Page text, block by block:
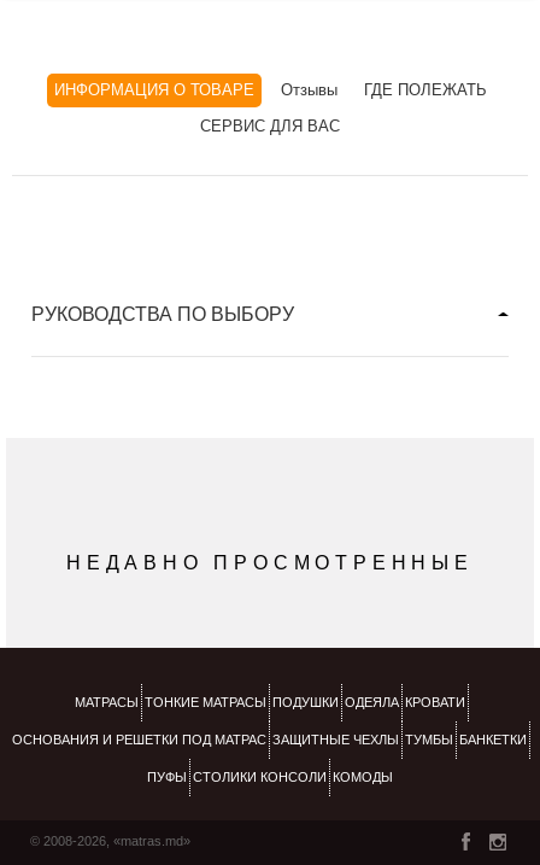
ИНФОРМАЦИЯ О ТОВАРЕ Отзывы
ГДЕ ПОЛЕЖАТЬ
СЕРВИС ДЛЯ ВАС
РУКОВОДСТВА ПО ВЫБОРУ
НЕДАВНО ПРОСМОТРЕННЫЕ
МАТРАСЫ ТОНКИЕ МАТРАСЫ ПОДУШКИ ОДЕЯЛА КРОВАТИ
ОСНОВАНИЯ И РЕШЕТКИ ПОД МАТРАС ЗАЩИТНЫЕ ЧЕХЛЫ ТУМБЫ БАНКЕТКИ
ПУФЫ СТОЛИКИ КОНСОЛИ КОМОДЫ
© 2008-2026, «matras.md»